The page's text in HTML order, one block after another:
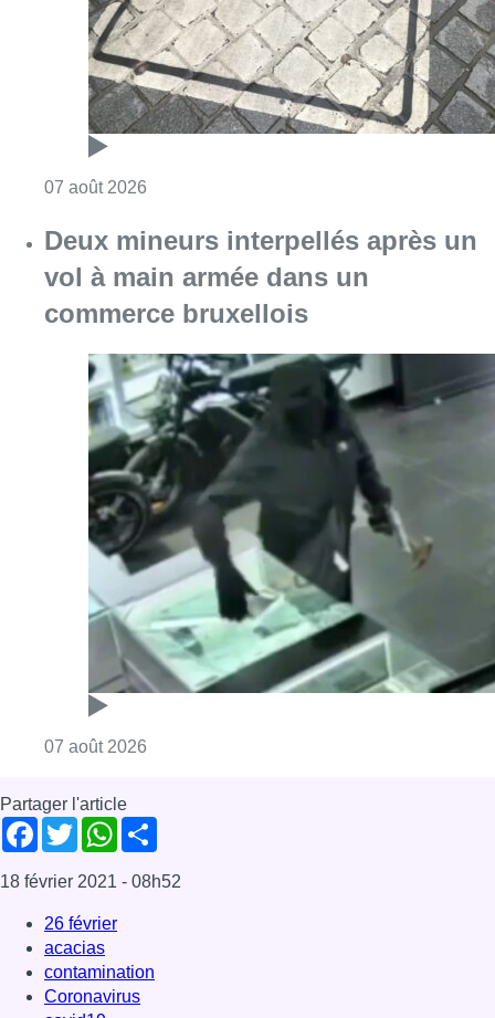
07 août 2026
Deux mineurs interpellés après un
vol à main armée dans un
commerce bruxellois
07 août 2026
Partager l'article
Facebook
TwitterWhatsApp
18 février 2021 - 08h52
26 février
acacias
contamination
Coronavirus